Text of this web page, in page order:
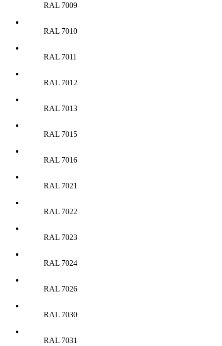
RAL 7009
RAL 7010
RAL 7011
RAL 7012
RAL 7013
RAL 7015
RAL 7016
RAL 7021
RAL 7022
RAL 7023
RAL 7024
RAL 7026
RAL 7030
RAL 7031